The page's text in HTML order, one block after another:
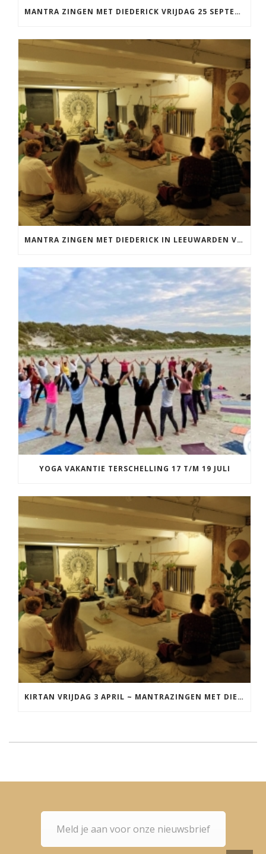
MANTRA ZINGEN MET DIEDERICK VRIJDAG 25 SEPTEMBER EN 20 NOVEMBER
MANTRA ZINGEN MET DIEDERICK IN LEEUWARDEN VRIJDAG 12 JUNI KIRTAN
YOGA VAKANTIE TERSCHELLING 17 T/M 19 JULI
KIRTAN VRIJDAG 3 APRIL ~ MANTRAZINGEN MET DIEDERICK IN LEEUWARDEN
Meld je aan voor onze nieuwsbrief